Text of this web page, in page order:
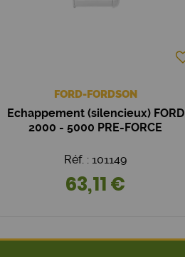
FORD-FORDSON
Echappement (silencieux) FORD
2000 - 5000 PRE-FORCE
Réf. : 101149
63,11 €